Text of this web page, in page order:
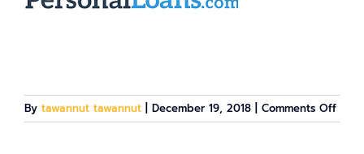
By tawannut tawannut December 19, 2018 Comments Offon
1